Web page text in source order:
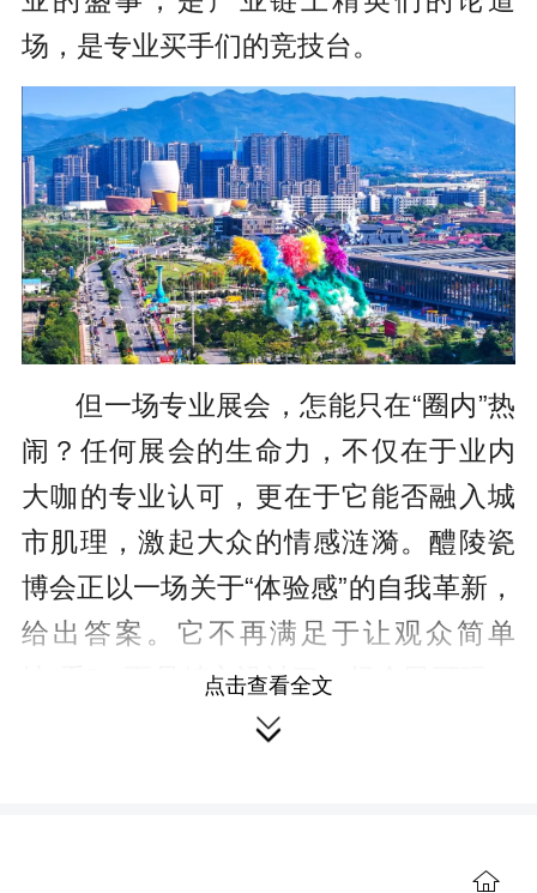
场，是专业买手们的竞技台。
但一场专业展会，怎能只在“圈内”热
闹？任何展会的生命力，不仅在于业内
大咖的专业认可，更在于它能否融入城
市肌理，激起大众的情感涟漪。醴陵瓷
博会正以一场关于“体验感”的自我革新，
给出答案。它不再满足于让观众简单
地“看”，而是精心设计了一场全民可玩、
可品、可传的沉浸式嘉年华。
点击查看全文
